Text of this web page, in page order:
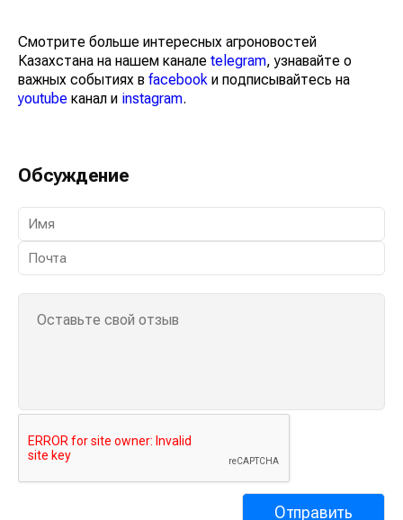
Смотрите больше интересных агроновостей
Казахстана на нашем канале telegram, узнавайте о
важных событиях в facebook и подписывайтесь на
youtube канал и instagram.
Обсуждение